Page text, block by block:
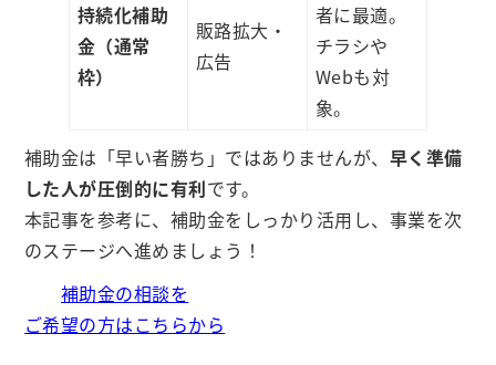
持続化補助
金（通常
枠）
販路拡大・
広告
者に最適。
チラシや
Webも対
象。
補助金は「早い者勝ち」ではありませんが、 早く準備
した人が圧倒的に有利です。
本記事を参考に、補助金をしっかり活用し、事業を次
のステージへ進めましょう！
補助金の相談を
ご希望の方はこちらから